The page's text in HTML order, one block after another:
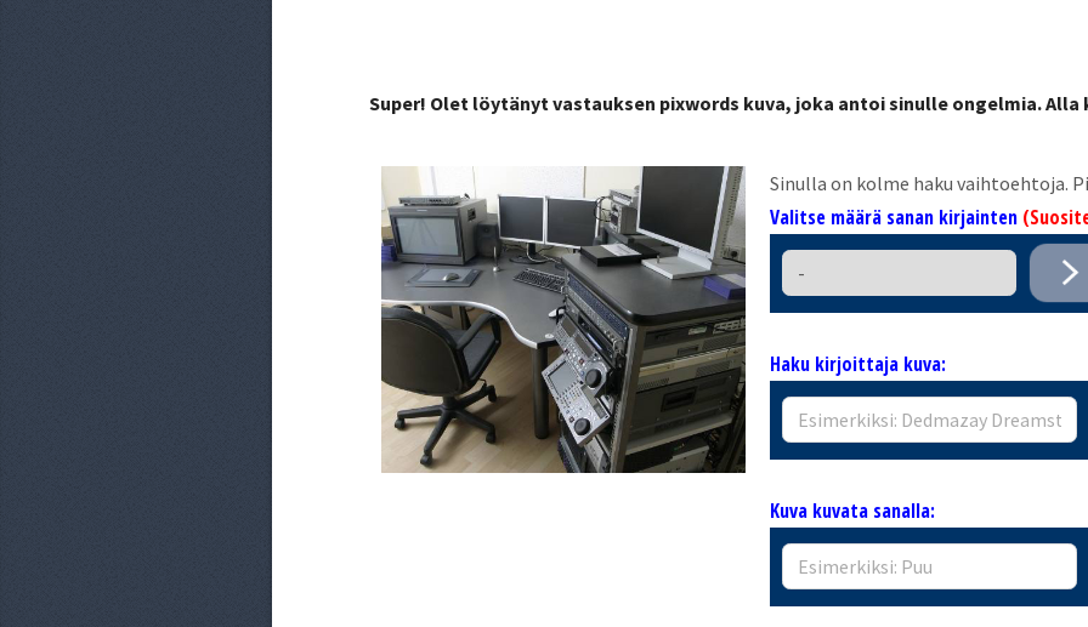
Super! Olet löytänyt vastauksen pixwords kuva, joka antoi sinulle ongelmia. Alla
Sinulla on kolme haku vaihtoehtoja.
Valitse määrä sanan kirjainten
Haku kirjoittaja kuva:
Kuva kuvata sanalla: